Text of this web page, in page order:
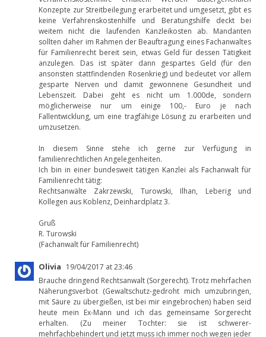
Konzepte zur Streitbeilegung erarbeitet und umgesetzt, gibt es
keine Verfahrenskostenhilfe und Beratungshilfe deckt bei
weitem nicht die laufenden Kanzleikosten ab. Mandanten
sollten daher im Rahmen der Beauftragung eines Fachanwaltes
für Familienrecht bereit sein, etwas Geld für dessen Tätigkeit
anzulegen. Das ist später dann gespartes Geld (für den
ansonsten stattfindenden Rosenkrieg) und bedeutet vor allem
gesparte Nerven und damit gewonnene Gesundheit und
Lebenszeit. Dabei geht es nicht um 1.000de, sondern
möglicherweise nur um einige 100,- Euro je nach
Fallentwicklung, um eine tragfähige Lösung zu erarbeiten und
umzusetzen.
In diesem Sinne stehe ich gerne zur Verfügung in
familienrechtlichen Angelegenheiten.
Ich bin in einer bundesweit tätigen Kanzlei als Fachanwalt für
Familienrecht tätig:
Rechtsanwälte Zakrzewski, Turowski, Ilhan, Leberig und
Kollegen aus Koblenz, Deinhardplatz 3.
Gruß
R. Turowski
(Fachanwalt für Familienrecht)
Olivia 19/04/2017 at 23:46
Brauche dringend Rechtsanwalt (Sorgerecht). Trotz mehrfachen
Näherungsverbot (Gewaltschutz-gedroht mich umzubringen,
mit Säure zu übergießen, ist bei mir eingebrochen) haben seid
heute mein Ex-Mann und ich das gemeinsame Sorgerecht
erhalten. (Zu meiner Tochter: sie ist schwerer-
mehrfachbehindert und jetzt muss ich immer noch wegen jeder